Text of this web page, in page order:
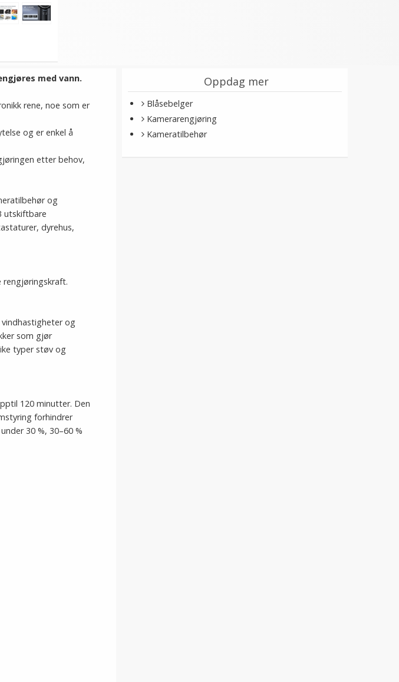
med vann.
rene, noe som er
og er enkel å
etter behov,
og
utskiftbare
dyrehus,
rengjøringskraft.
og
som gjør
typer støv og
120 minutter. Den
forhindrer
30 %, 30–60 %
Oppdag mer
Blåsebelger
Kamerarengjøring
Kameratilbehør